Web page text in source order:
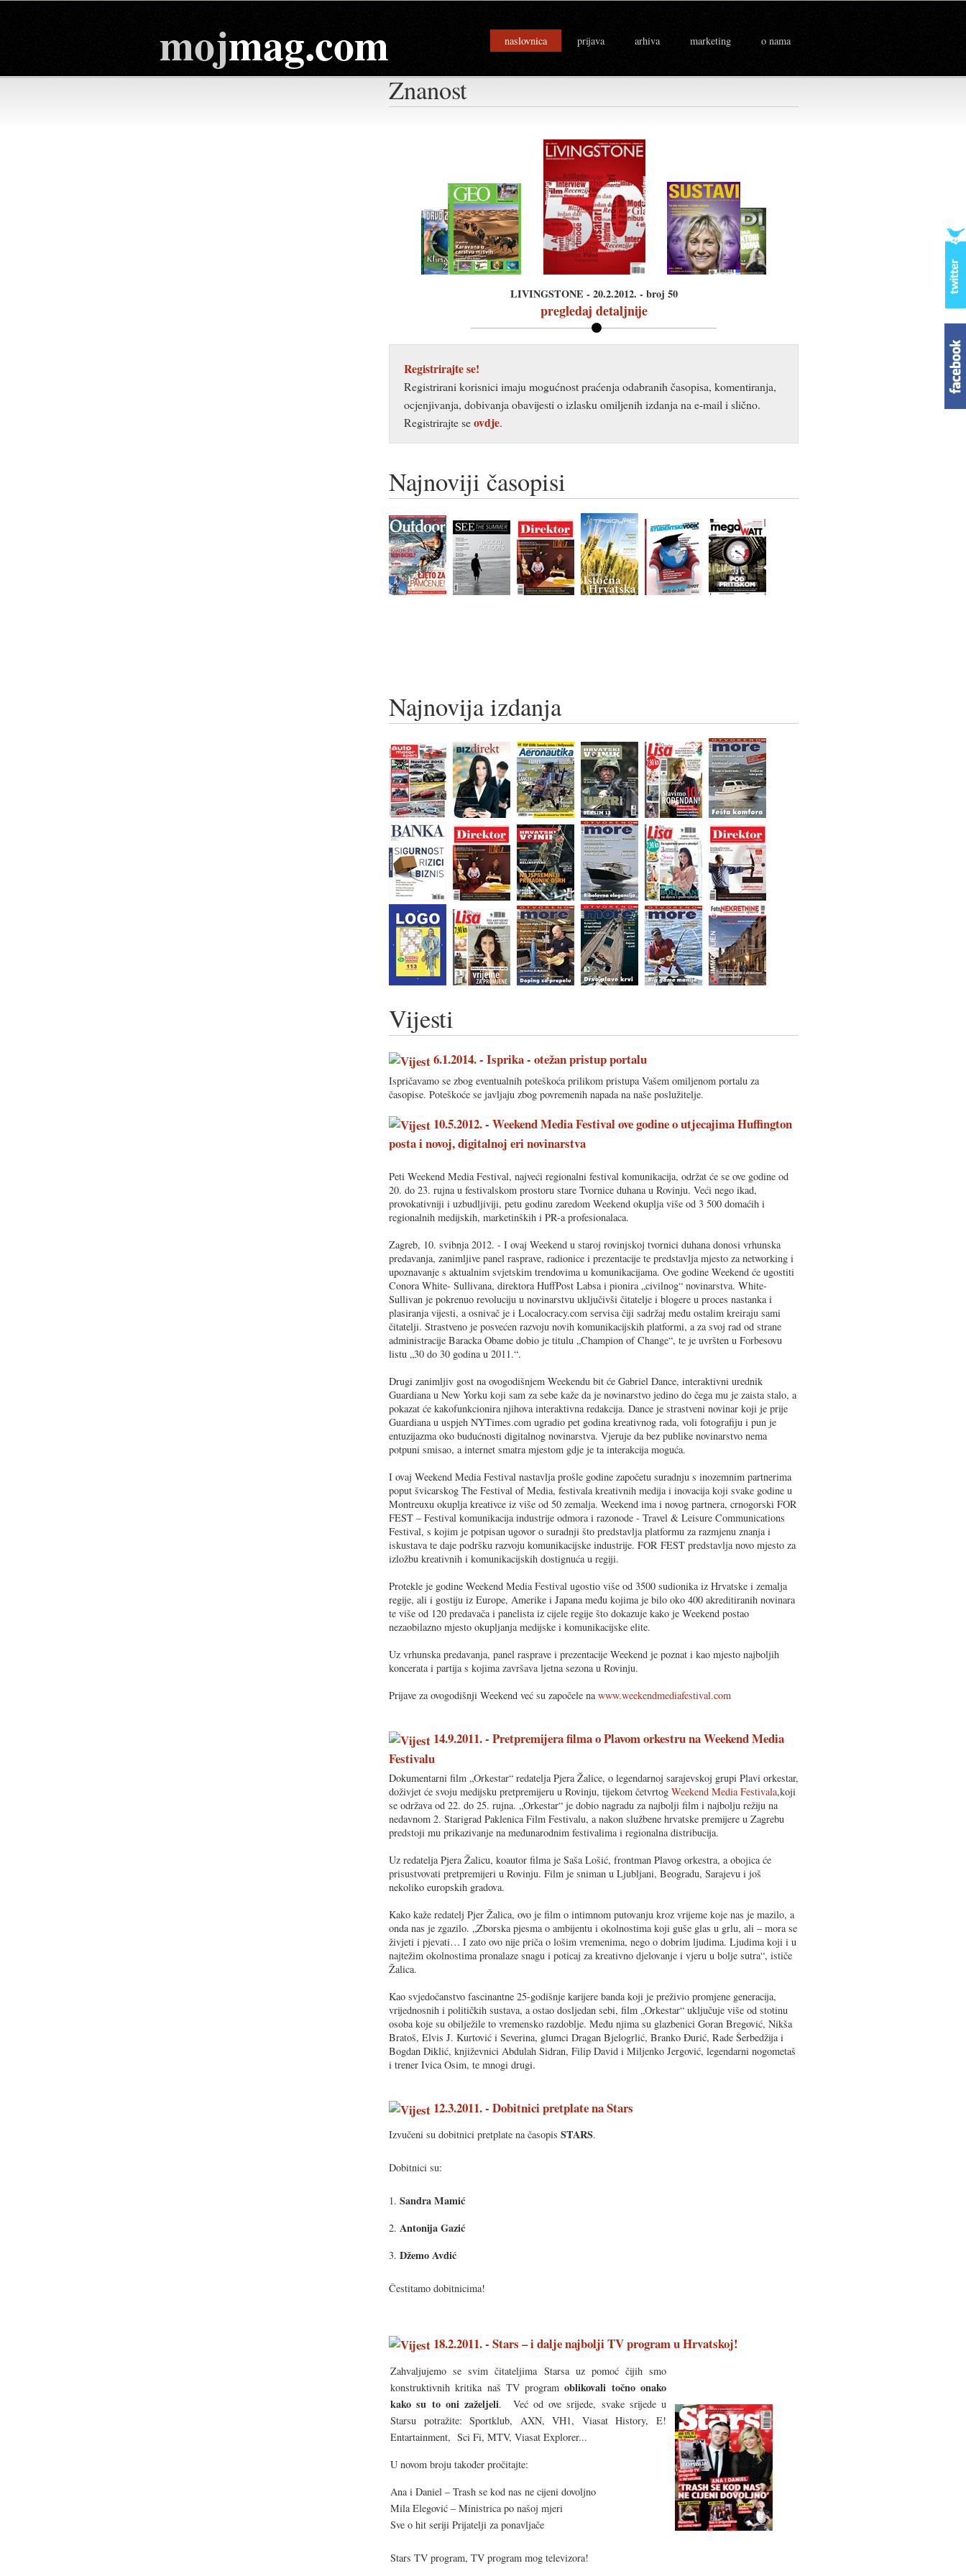
mojmag.com naslovnica prijava arhiva marketing o nama
Znanost
LIVINGSTONE - 20.2.2012. - broj 50
pregledaj detaljnije
Registrirajte se!
Registrirani korisnici imaju mogućnost praćenja odabranih časopisa, komentiranja,
ocjenjivanja, dobivanja obavijesti o izlasku omiljenih izdanja na e-mail i slično.
Registrirajte seovdje.
Najnoviji časopisi
Najnovija izdanja
Vijesti
6.1.2014. - Isprika - otežan pristup portalu
Ispričavamo se zbog eventualnih poteškoća prilikom pristupa Vašem omiljenom portalu za
časopise. Poteškoće se javljaju zbog povremenih napada na naše poslužitelje.
10.5.2012. - Weekend Media Festival ove godine o utjecajima Huffington
posta i novoj, digitalnoj eri novinarstva
Peti Weekend Media Festival, najveći regionalni festival komunikacija, održat će se ove godine od
20. do 23. rujna u festivalskom prostoru stare Tvornice duhana u Rovinju. Veći nego ikad,
provokativniji i uzbudljiviji, petu godinu zaredom Weekend okuplja više od 3 500 domaćih i
regionalnih medijskih, marketinških i PR-a profesionalaca.
Zagreb, 10. svibnja 2012. - I ovaj Weekend u staroj rovinjskoj tvornici duhana donosi vrhunska
predavanja, zanimljive panel rasprave, radionice i prezentacije te predstavlja mjesto za networking i
upoznavanje s aktualnim svjetskim trendovima u komunikacijama. Ove godine Weekend će ugostiti
Conora White- Sullivana, direktora HuffPost Labsa i pionira „civilnog“ novinarstva. White-
Sullivan je pokrenuo revoluciju u novinarstvu uključivši čitatelje i blogere u proces nastanka i
plasiranja vijesti, a osnivač je i Localocracy.com servisa čiji sadržaj među ostalim kreiraju sami
čitatelji. Strastveno je posvećen razvoju novih komunikacijskih platformi, a za svoj rad od strane
administracije Baracka Obame dobio je titulu „Champion of Change“, te je uvršten u Forbesovu
listu „30 do 30 godina u 2011.“.
Drugi zanimljiv gost na ovogodišnjem Weekendu bit će Gabriel Dance, interaktivni urednik
Guardiana u New Yorku koji sam za sebe kaže da je novinarstvo jedino do čega mu je zaista stalo, a
pokazat će kakofunkcionira njihova interaktivna redakcija. Dance je strastveni novinar koji je prije
Guardiana u uspjeh NYTimes.com ugradio pet godina kreativnog rada, voli fotografiju i pun je
entuzijazma oko budućnosti digitalnog novinarstva. Vjeruje da bez publike novinarstvo nema
potpuni smisao, a internet smatra mjestom gdje je ta interakcija moguća.
I ovaj Weekend Media Festival nastavlja prošle godine započetu suradnju s inozemnim partnerima
poput švicarskog The Festival of Media, festivala kreativnih medija i inovacija koji svake godine u
Montreuxu okuplja kreativce iz više od 50 zemalja. Weekend ima i novog partnera, crnogorski FOR
FEST – Festival komunikacija industrije odmora i razonode - Travel & Leisure Communications
Festival, s kojim je potpisan ugovor o suradnji što predstavlja platformu za razmjenu znanja i
iskustava te daje podršku razvoju komunikacijske industrije. FOR FEST predstavlja novo mjesto za
izložbu kreativnih i komunikacijskih dostignuća u regiji.
Protekle je godine Weekend Media Festival ugostio više od 3500 sudionika iz Hrvatske i zemalja
regije, ali i gostiju iz Europe, Amerike i Japana među kojima je bilo oko 400 akreditiranih novinara
te više od 120 predavača i panelista iz cijele regije što dokazuje kako je Weekend postao
nezaobilazno mjesto okupljanja medijske i komunikacijske elite.
Uz vrhunska predavanja, panel rasprave i prezentacije Weekend je poznat i kao mjesto najboljih
koncerata i partija s kojima završava ljetna sezona u Rovinju.
Prijave za ovogodišnji Weekend već su započele nawww.weekendmediafestival.com
14.9.2011. - Pretpremijera filma o Plavom orkestru na Weekend Media
Festivalu
Dokumentarni film „Orkestar“ redatelja Pjera Žalice, o legendarnoj sarajevskoj grupi Plavi orkestar,
doživjet će svoju medijsku pretpremijeru u Rovinju, tijekom četvrtog Weekend Media Festivala,koji
se održava od 22. do 25. rujna. „Orkestar“ je dobio nagradu za najbolji film i najbolju režiju na
nedavnom 2. Starigrad Paklenica Film Festivalu, a nakon službene hrvatske premijere u Zagrebu
predstoji mu prikazivanje na međunarodnim festivalima i regionalna distribucija.
Uz redatelja Pjera Žalicu, koautor filma je Saša Lošić, frontman Plavog orkestra, a obojica će
prisustvovati pretpremijeri u Rovinju. Film je sniman u Ljubljani, Beogradu, Sarajevu i još
nekoliko europskih gradova.
Kako kaže redatelj Pjer Žalica, ovo je film o intimnom putovanju kroz vrijeme koje nas je mazilo, a
onda nas je zgazilo. „Zborska pjesma o ambijentu i okolnostima koji guše glas u grlu, ali – mora se
živjeti i pjevati… I zato ovo nije priča o lošim vremenima, nego o dobrim ljudima. Ljudima koji i u
najtežim okolnostima pronalaze snagu i poticaj za kreativno djelovanje i vjeru u bolje sutra“, ističe
Žalica.
Kao svjedočanstvo fascinantne 25-godišnje karijere banda koji je preživio promjene generacija,
vrijednosnih i političkih sustava, a ostao dosljedan sebi, film „Orkestar“ uključuje više od stotinu
osoba koje su obilježile to vremensko razdoblje. Među njima su glazbenici Goran Bregović, Nikša
Bratoš, Elvis J. Kurtović i Severina, glumci Dragan Bjelogrlić, Branko Đurić, Rade Šerbedžija i
Bogdan Diklić, književnici Abdulah Sidran, Filip David i Miljenko Jergović, legendarni nogometaš
i trener Ivica Osim, te mnogi drugi.
12.3.2011. - Dobitnici pretplate na Stars
Izvučeni su dobitnici pretplate na časopis STARS.
Dobitnici su:
1. Sandra Mamić
2. Antonija Gazić
3. Džemo Avdić
Čestitamo dobitnicima!
18.2.2011. - Stars – i dalje najbolji TV program u Hrvatskoj!
Zahvaljujemo se svim čitateljima Starsa uz pomoć čijih smo
konstruktivnih kritika naš TV programoblikovali točno onako
kako su to oni zaželjeli. Već od ove srijede, svake srijede u
Starsu potražite: Sportklub, AXN, VH1, Viasat History, E!
Entartainment, Sci Fi, MTV, Viasat Explorer...
U novom broju također pročitajte:
Ana i Daniel – Trash se kod nas ne cijeni dovoljno
Mila Elegović – Ministrica po našoj mjeri
Sve o hit seriji Prijatelji za ponavljače
Stars TV program, TV program mog televizora!